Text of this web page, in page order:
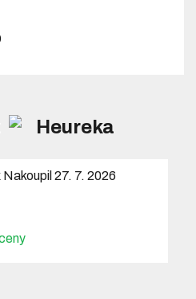
Nakoupil 27. 7. 2026